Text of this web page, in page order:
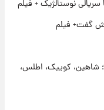
رسما تمام شد +
آبی ها با رامین!
نوستالژیک + فیلم
گفت+ فیلم
شاهین، کوییک، اطلس،